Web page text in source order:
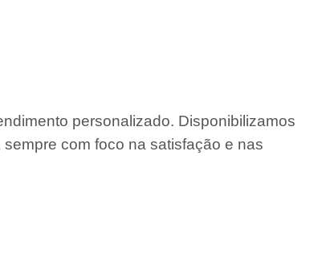
personalizado. Disponibilizamos
com foco na satisfação e nas